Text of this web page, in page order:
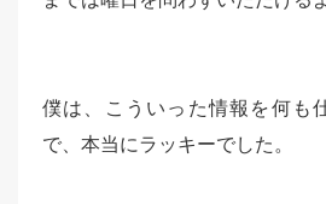
僕は、こういった情報を何も
で、本当にラッキーでした。